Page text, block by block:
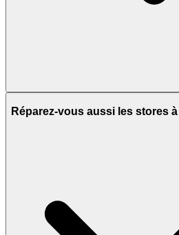
Réparez-vous aussi les stores